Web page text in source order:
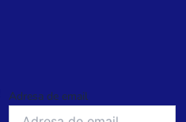
Adresa de email